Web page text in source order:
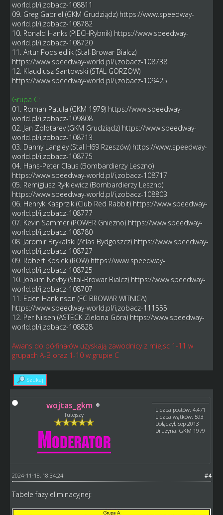
world.pl/i,zobacz-108811
09. Greg Gabriel (GKM Grudziądz) https://www.speedway-
world.pl/i,zobacz-108782
10. Ronald Hanks (PIECHRybnik) https://www.speedway-
world.pl/i,zobacz-108720
11. Artur Podsiedlik (Stal-Browar Bialcz)
https://www.speedway-world.pl/i,zobacz-108738
12. Klaudiusz Santowski (STAL GORZOW)
https://www.speedway-world.pl/i,zobacz-109425
Grupa C:
01. Roman Patuła (GKM 1979) https://www.speedway-
world.pl/i,zobacz-109808
02. Jan Zolotarev (GKM Grudziądz) https://www.speedway-
world.pl/i,zobacz-108713
03. Danny Langley (Stal H69 Rzeszów) https://www.speedway-
world.pl/i,zobacz-108775
04. Hans-Peter Claus (Bombardierzy Leszno)
https://www.speedway-world.pl/i,zobacz-108717
05. Remigiusz Ryłkiewicz (Bombardierzy Leszno)
https://www.speedway-world.pl/i,zobacz-108803
06. Henryk Kasprzik (Club Red Rabbit) https://www.speedway-
world.pl/i,zobacz-108777
07. Kevin Sammer (POWER Gniezno) https://www.speedway-
world.pl/i,zobacz-108780
08. Jaromir Brykalski (Atlas Bydgoszcz) https://www.speedway-
world.pl/i,zobacz-108727
09. Robert Kosiek (ROW) https://www.speedway-
world.pl/i,zobacz-108725
10. Joakim Nevby (Stal-Browar Bialcz) https://www.speedway-
world.pl/i,zobacz-108707
11. Eden Hankinson (FC BROWAR WITNICA)
https://www.speedway-world.pl/i,zobacz-111555
12. Per Nilsen (ASTECK Zielona Góra) https://www.speedway-
world.pl/i,zobacz-108828
Awans do półfinałów uzyskają zawodnicy z miejsc 1-11 w
grupach A-B oraz 1-10 w grupie C
Szukaj
wojtas_gkm
Tutejszy
Liczba postów: 4,471
Liczba wątków: 593
Dołączył: Sep 2013
Drużyna: GKM 1979
#4
2024-11-18, 18:34:24
Tabele fazy eliminacyjnej: